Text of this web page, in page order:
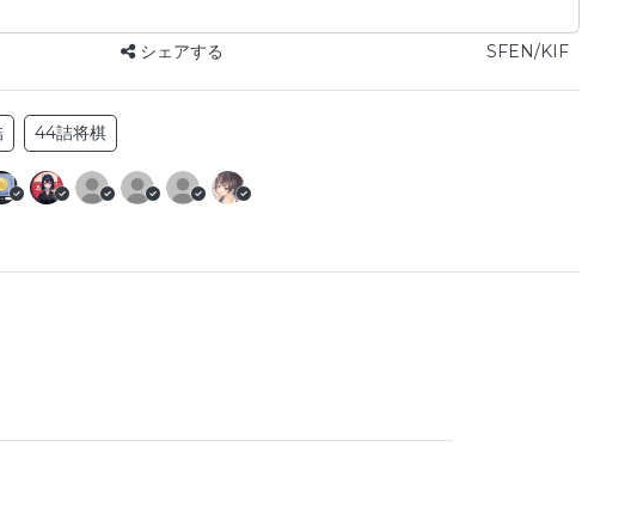
シェアする SFEN/KIF
44詰将棋